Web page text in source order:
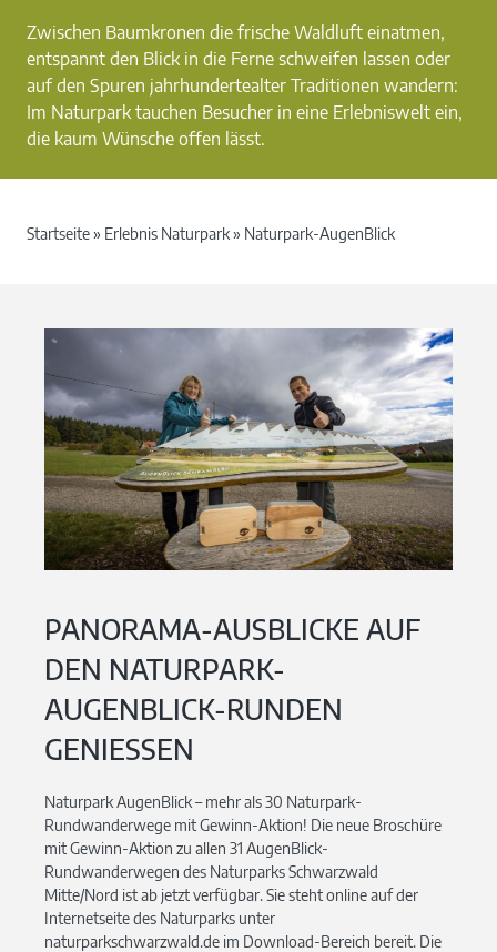
Zwischen Baumkronen die frische Waldluft einatmen,
entspannt den Blick in die Ferne schweifen lassen oder
auf den Spuren jahrhundertealter Traditionen wandern:
Im Naturpark tauchen Besucher in eine Erlebniswelt ein,
die kaum Wünsche offen lässt.
Startseite» Erlebnis Naturpark» Naturpark-AugenBlick
PANORAMA-AUSBLICKE AUF
DEN NATURPARK-
AUGENBLICK-RUNDEN
GENIESSEN
Naturpark AugenBlick – mehr als 30 Naturpark-
Rundwanderwege mit Gewinn-Aktion! Die neue Broschüre
mit Gewinn-Aktion zu allen 31 AugenBlick-
Rundwanderwegen des Naturparks Schwarzwald
Mitte/Nord ist ab jetzt verfügbar. Sie steht online auf der
Internetseite des Naturparks unter
naturparkschwarzwald.de im Download-Bereich bereit. Die